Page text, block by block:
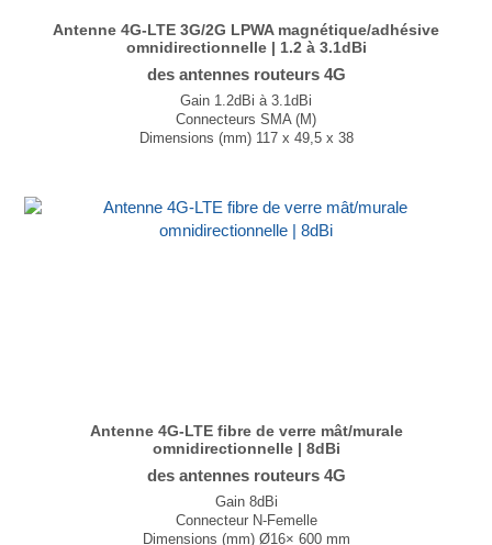
Antenne 4G-LTE 3G/2G LPWA magnétique/adhésive
omnidirectionnelle | 1.2 à 3.1dBi
des antennes routeurs 4G
Gain 1.2dBi à 3.1dBi
Connecteurs SMA (M)
Dimensions (mm) 117 x 49,5 x 38
Antenne 4G-LTE fibre de verre mât/murale
omnidirectionnelle | 8dBi
des antennes routeurs 4G
Gain 8dBi
Connecteur N-Femelle
Dimensions (mm) Ø16× 600 mm